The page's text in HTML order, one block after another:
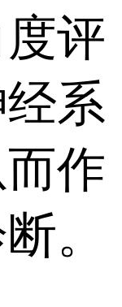
评
系
作
。